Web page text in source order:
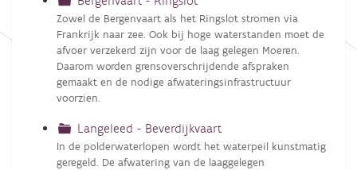
Zowel de Bergenvaart als het Ringslot stromen via
Frankrijk naar zee. Ook bij hoge waterstanden moet de
afvoer verzekerd zijn voor de laag gelegen Moeren.
Daarom worden grensoverschrijdende afspraken
gemaakt en de nodige afwateringsinfrastructuur
voorzien.
Langeleed - Beverdijkvaart
In de polderwaterlopen wordt het waterpeil kunstmatig
geregeld. De afwatering van de laaggelegen